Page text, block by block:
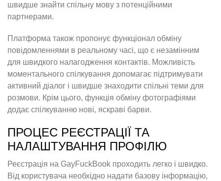
швидше знайти спільну мову з потенційними
партнерами.
Платформа також пропонує функціонал обміну
повідомленнями в реальному часі, що є незамінним
для швидкого налагодження контактів. Можливість
моментального спілкування допомагає підтримувати
активний діалог і швидше знаходити спільні теми для
розмови. Крім цього, функція обміну фотографіями
додає спілкуванню нові, яскраві барви.
ПРОЦЕС РЕЄСТРАЦІЇ ТА
НАЛАШТУВАННЯ ПРОФІЛЮ
Реєстрація на GayFuckBook проходить легко і швидко.
Від користувача необхідно надати базову інформацію,